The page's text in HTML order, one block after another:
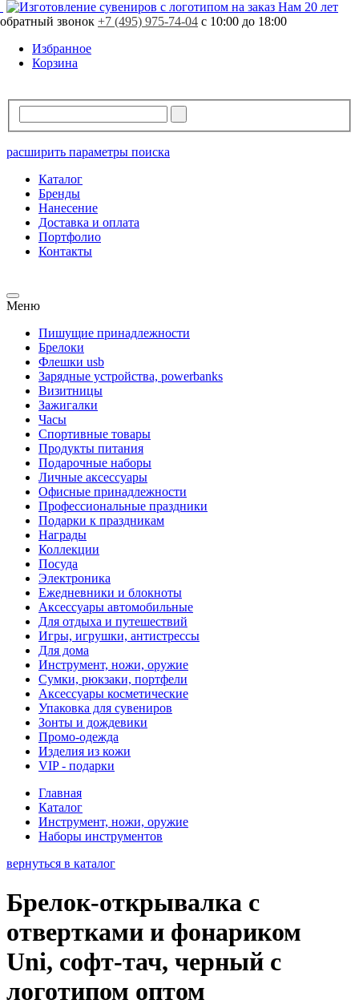
Нам 20 лет
обратный звонок +7 (495) 975-74-04 с 10:00 до 18:00
Избранное
Корзина
расширить параметры поиска
Каталог
Бренды
Нанесение
Доставка и оплата
Портфолио
Контакты
Меню
Пишущие принадлежности
Брелоки
Флешки usb
Зарядные устройства, powerbanks
Визитницы
Зажигалки
Часы
Спортивные товары
Продукты питания
Подарочные наборы
Личные аксессуары
Офисные принадлежности
Профессиональные праздники
Подарки к праздникам
Награды
Коллекции
Посуда
Электроника
Ежедневники и блокноты
Аксессуары автомобильные
Для отдыха и путешествий
Игры, игрушки, антистрессы
Для дома
Инструмент, ножи, оружие
Сумки, рюкзаки, портфели
Аксессуары косметические
Упаковка для сувениров
Зонты и дождевики
Промо-одежда
Изделия из кожи
VIP - подарки
Главная
Каталог
Инструмент, ножи, оружие
Наборы инструментов
вернуться в каталог
Брелок-открывалка с
отвертками и фонариком
Uni, софт-тач, черный с
логотипом оптом